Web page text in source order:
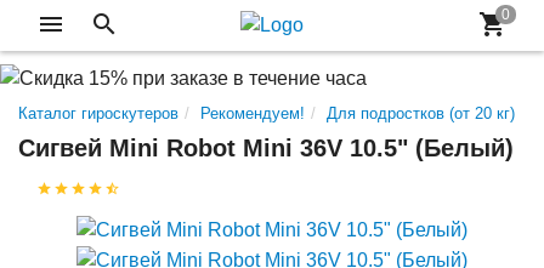
Каталог гироскутеров Рекомендуем! Для подростков (от 20 кг)
Сигвей Mini Robot Mini 36V 10.5" (Белый)